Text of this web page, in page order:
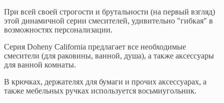
При всей своей строгости и брутальности (на первый взгляд)
этой динамичной серии смесителей, удивительно "гибкая" в
возможностях персонализации.
Серия Doheny California предлагает все необходимые
смесители (для раковины, ванной, душа), а также аксессуары
для ванной комнаты.
В крючках, держателях для бумаги и прочих аксессуарах, а
также мебельных ручках используется восьмиугольник.